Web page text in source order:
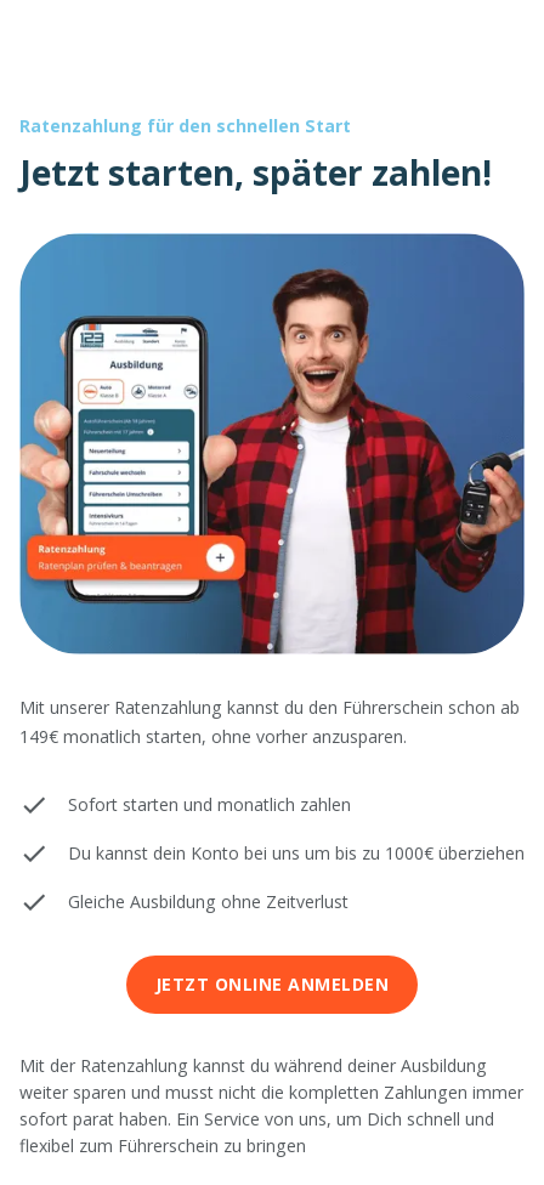
Ratenzahlung für den schnellen Start
Jetzt starten, später zahlen!
Mit unserer Ratenzahlung kannst du den Führerschein schon ab
149€ monatlich starten, ohne vorher anzusparen.
Sofort starten und monatlich zahlen
Du kannst dein Konto bei uns um bis zu 1000€ überziehen
Gleiche Ausbildung ohne Zeitverlust
JETZT ONLINE ANMELDEN
Mit der Ratenzahlung kannst du während deiner Ausbildung
weiter sparen und musst nicht die kompletten Zahlungen immer
sofort parat haben. Ein Service von uns, um Dich schnell und
flexibel zum Führerschein zu bringen